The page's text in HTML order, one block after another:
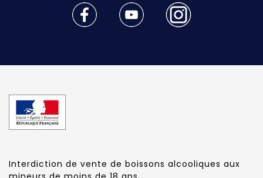
Interdiction de vente de boissons alcooliques aux